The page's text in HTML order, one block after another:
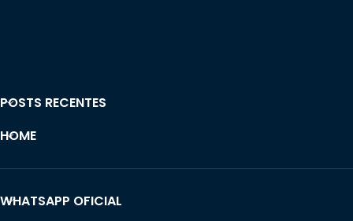
POSTS RECENTES
HOME
WHATSAPP OFICIAL